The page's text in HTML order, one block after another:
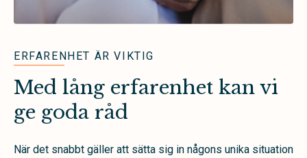
ERFARENHET ÄR VIKTIG
Med lång erfarenhet kan vi
ge goda råd
När det snabbt gäller att sätta sig in någons unika situation